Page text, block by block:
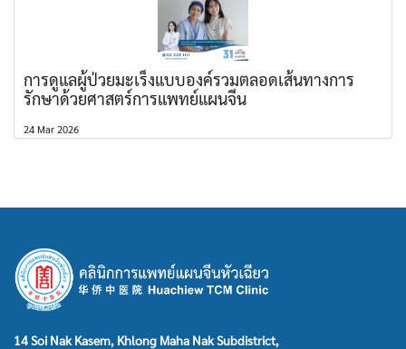
การดูแลผู้ป่วยมะเร็งแบบองค์รวมตลอดเส้นทางการ
รักษาด้วยศาสตร์การแพทย์แผนจีน
24 Mar 2026
14 Soi Nak Kasem, Khlong Maha Nak Subdistrict,